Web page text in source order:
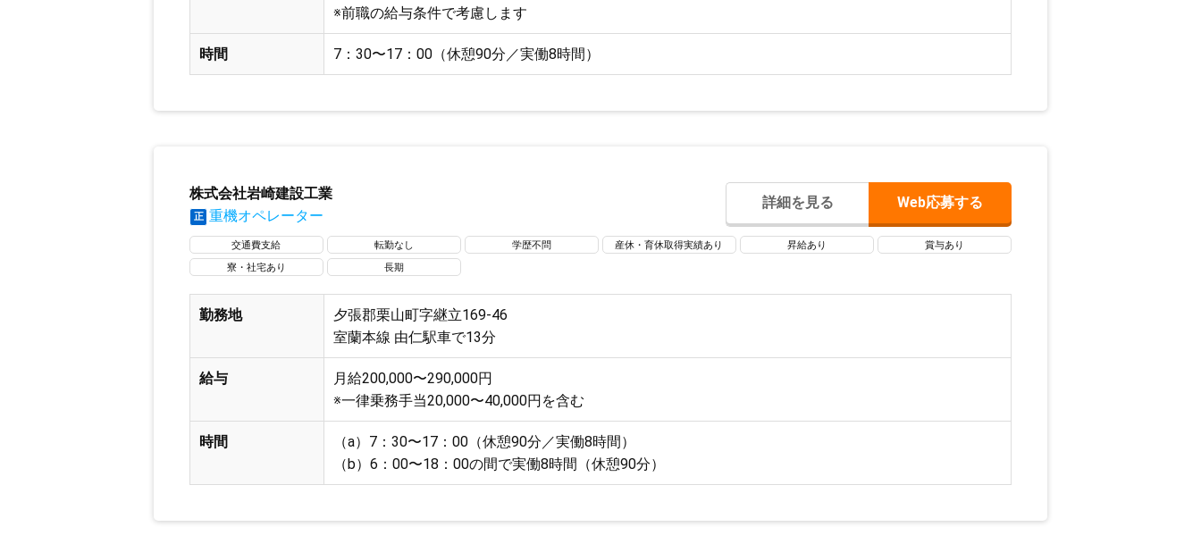
※前職の給与条件で考慮します
時間 7：30〜17：00（休憩90分／実働8時間）
株式会社岩崎建設工業
正 重機オペレーター
交通費支給 転勤なし 学歴不問 産休・育休取得実績あり 昇給あり
賞与あり
寮・社宅あり
長期
勤務地
夕張郡栗山町字継立169-46
室蘭本線 由仁駅車で13分
給与
月給200,000〜290,000円
※一律乗務手当20,000〜40,000円を含む
時間
（a）7：30〜17：00（休憩90分／実働8時間）
（b）6：00〜18：00の間で実働8時間（休憩90分）
詳細を見る Web応募する